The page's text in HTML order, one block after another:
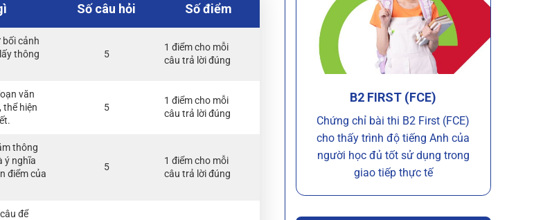
Số câu hỏi Số điểm
cảnh
thông
5
1 điểm cho mỗi
câu trả lời đúng
văn
thể hiện
5
1 điểm cho mỗi
câu trả lời đúng
thông
ý nghĩa
điểm của
5
1 điểm cho mỗi
câu trả lời đúng
để
B2 FIRST (FCE)
Chứng chỉ bài thi B2 First (FCE)
cho thấy trình độ tiếng Anh của
người học đủ tốt sử dụng trong
giao tiếp thực tế